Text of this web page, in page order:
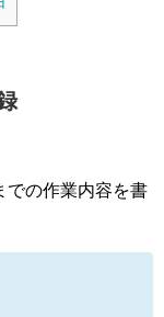
での作業内容を書